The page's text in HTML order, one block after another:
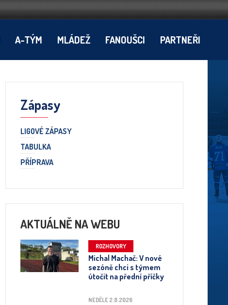
A-TÝM MLÁDEŽ FANOUŠCI PARTNEŘI
Zápasy
LIGOVÉ ZÁPASY
TABULKA
PŘÍPRAVA
AKTUÁLNĚ NA WEBU
ROZHOVORY
Michal Machač: V nové
sezóně chci s týmem
útočit na přední příčky
NEDĚLE 2.8.2026